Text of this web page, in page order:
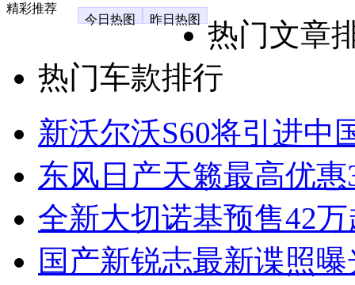
精彩推荐
今日热图
昨日热图
热门文章
热门车款排行
新沃尔沃S60将引进中
东风日产天籁最高优
全新大切诺基预售42
国产新锐志最新谍照